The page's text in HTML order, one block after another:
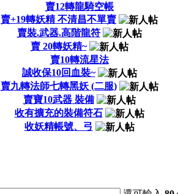
賣12轉龍騎空帳
賣+19轉妖精 不清昌不單賣
賣裝.武器.高階龍符
賣 20轉妖精~
賣10轉流星法
誠收保10回血裝~
賣九轉法師七轉黑妖 (二服)
賣寶10武器 裝備
收有擴充的裝備符石
收妖精帳號、弓